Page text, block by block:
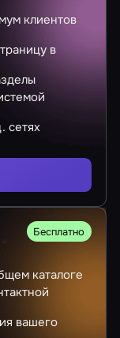
клиентов
в
сетях
Бесплатно
каталоге
вашего